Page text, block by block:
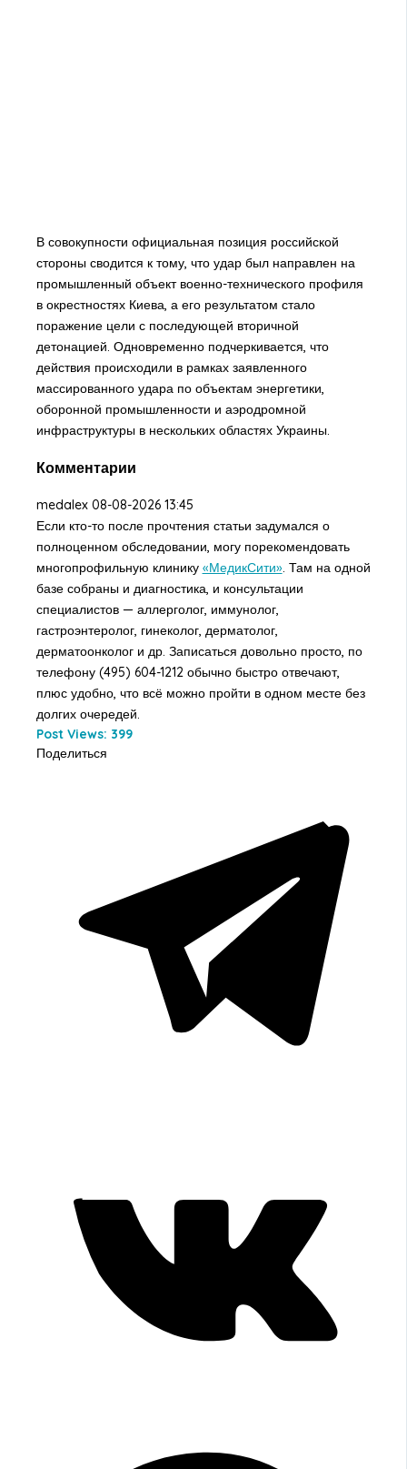
В совокупности официальная позиция российской
стороны сводится к тому, что удар был направлен на
промышленный объект военно-технического профиля
в окрестностях Киева, а его результатом стало
поражение цели с последующей вторичной
детонацией. Одновременно подчеркивается, что
действия происходили в рамках заявленного
массированного удара по объектам энергетики,
оборонной промышленности и аэродромной
инфраструктуры в нескольких областях Украины.
Комментарии
medalex 08-08-2026 13:45
Если кто-то после прочтения статьи задумался о
полноценном обследовании, могу порекомендовать
многопрофильную клинику «МедикСити». Там на одной
базе собраны и диагностика, и консультации
специалистов — аллерголог, иммунолог,
гастроэнтеролог, гинеколог, дерматолог,
дерматоонколог и др. Записаться довольно просто, по
телефону (495) 604-1212 обычно быстро отвечают,
плюс удобно, что всё можно пройти в одном месте без
долгих очередей.
Post Views: 399
Поделиться